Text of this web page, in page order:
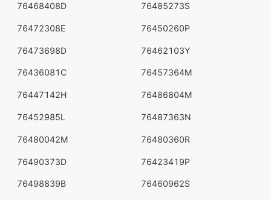
76468408D 76485273S
76472308E 76450260P
76473698D 76462103Y
76436081C 76457364M
76447142H 76486804M
76452985L 76487363N
76480042M 76480360R
76490373D 76423419P
76498839B 76460962S